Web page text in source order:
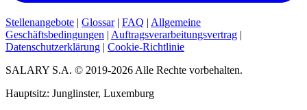
Stellenangebote | Glossar| FAQ | Allgemeine
Geschäftsbedingungen | Auftragsverarbeitungsvertrag |
Datenschutzerklärung | Cookie-Richtlinie
SALARY S.A. © 2019-2026 Alle Rechte vorbehalten.
Hauptsitz: Junglinster, Luxemburg